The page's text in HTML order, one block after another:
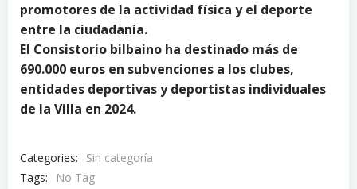
promotores de la actividad física y el deporte
entre la ciudadanía.
El Consistorio bilbaino ha destinado más de
690.000 euros en subvenciones a los clubes,
entidades deportivas y deportistas individuales
de la Villa en 2024.
Categories:
Sin categoría
Tags:
No Tag